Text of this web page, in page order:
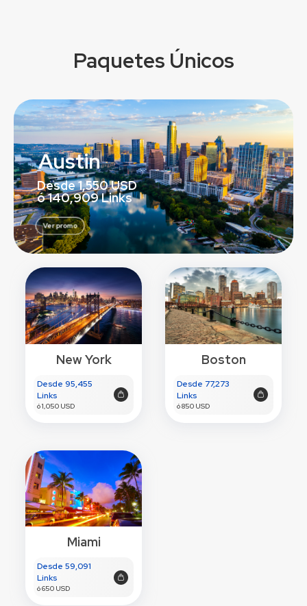
Paquetes Únicos
Austin
Desde 1,550 USD
ó 140,909 Links
Ver promo
New York
Desde 95,455
Links
ó 1,050 USD
Boston
Desde 77,273
Links
ó 850 USD
Miami
Desde 59,091
Links
ó 650 USD